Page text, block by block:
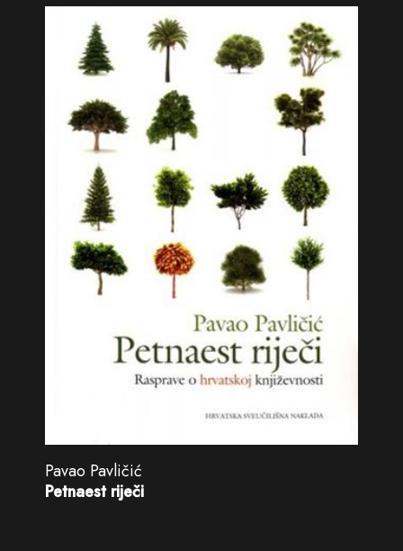
Pavao Pavličić
Petnaest riječi